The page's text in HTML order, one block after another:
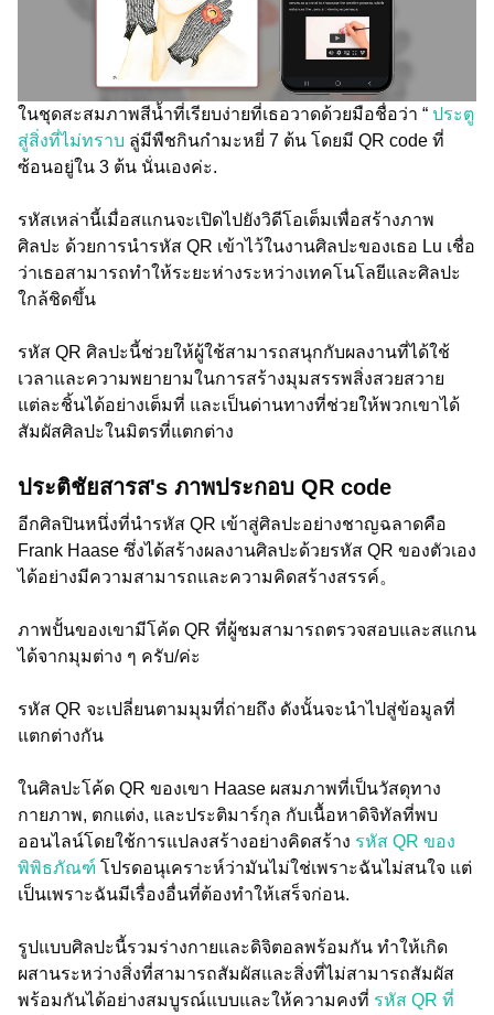
ในชุดสะสมภาพสีน้ำที่เรียบง่ายที่เธอวาดด้วยมือชื่อว่า “ ประตู
สู่สิ่งที่ไม่ทราบ ลู่มีพืชกินกำมะหยี่ 7 ต้น โดยมี QR code ที่
ซ้อนอยู่ใน 3 ต้น นั่นเองค่ะ.
รหัสเหล่านี้เมื่อสแกนจะเปิดไปยังวิดีโอเต็มเพื่อสร้างภาพ
ศิลปะ ด้วยการนำรหัส QR เข้าไว้ในงานศิลปะของเธอ Lu เชื่อ
ว่าเธอสามารถทำให้ระยะห่างระหว่างเทคโนโลยีและศิลปะ
ใกล้ชิดขึ้น
รหัส QR ศิลปะนี้ช่วยให้ผู้ใช้สามารถสนุกกับผลงานที่ได้ใช้
เวลาและความพยายามในการสร้างมุมสรรพสิ่งสวยสวาย
แต่ละชิ้นได้อย่างเต็มที่ และเป็นด่านทางที่ช่วยให้พวกเขาได้
สัมผัสศิลปะในมิตรที่แตกต่าง
ประติชัยสารส's ภาพประกอบ QR code
อีกศิลปินหนึ่งที่นำรหัส QR เข้าสู่ศิลปะอย่างชาญฉลาดคือ
Frank Haase ซึ่งได้สร้างผลงานศิลปะด้วยรหัส QR ของตัวเอง
ได้อย่างมีความสามารถและความคิดสร้างสรรค์。
ภาพปั้นของเขามีโค้ด QR ที่ผู้ชมสามารถตรวจสอบและสแกน
ได้จากมุมต่าง ๆ ครับ/ค่ะ
รหัส QR จะเปลี่ยนตามมุมที่ถ่ายถึง ดังนั้นจะนำไปสู่ข้อมูลที่
แตกต่างกัน
ในศิลปะโค้ด QR ของเขา Haase ผสมภาพที่เป็นวัสดุทาง
กายภาพ, ตกแต่ง, และประติมาร์กุล กับเนื้อหาดิจิทัลที่พบ
ออนไลน์โดยใช้การแปลงสร้างอย่างคิดสร้าง รหัส QR ของ
พิพิธภัณฑ์ โปรดอนุเคราะห์ว่ามันไม่ใช่เพราะฉันไม่สนใจ แต่
เป็นเพราะฉันมีเรื่องอื่นที่ต้องทำให้เสร็จก่อน.
รูปแบบศิลปะนี้รวมร่างกายและดิจิตอลพร้อมกัน ทำให้เกิด
ผสานระหว่างสิ่งที่สามารถสัมผัสและสิ่งที่ไม่สามารถสัมผัส
พร้อมกันได้อย่างสมบูรณ์แบบและให้ความคงที่ รหัส QR ที่